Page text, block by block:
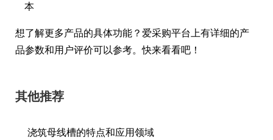
本
想了解更多产品的具体功能？爱采购平台上有详细的产
品参数和用户评价可以参考。快来看看吧！
其他推荐
浇筑母线槽的特点和应用领域